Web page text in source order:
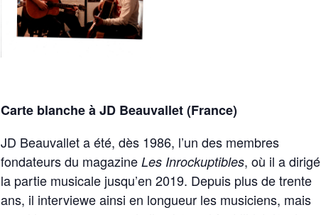
Carte blanche à JD Beauvallet (France)
JD Beauvallet a été, dès 1986, l’un des membres
fondateurs du magazine Les Inrockuptibles, où il a dirigé
la partie musicale jusqu’en 2019. Depuis plus de trente
ans, il interviewe ainsi en longueur les musiciens, mais